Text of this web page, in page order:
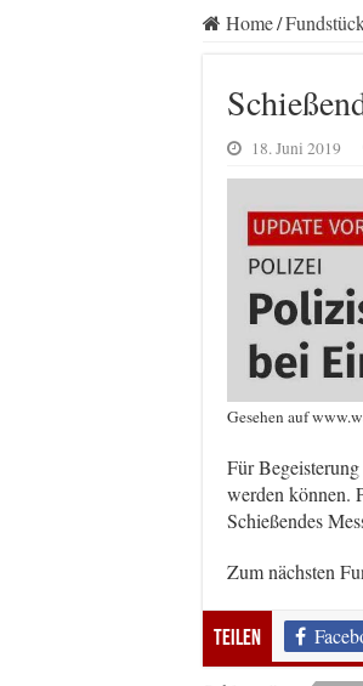
Home/
18. Juni 2019
Gesehen auf
Für
werden können.
Schießendes
Zum nächsten
Teilen